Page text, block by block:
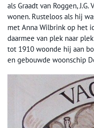
als Graadt van Roggen,
wonen. Rusteloos als hij
met Anna Wilbrink op het
daarmee van plek naar
tot 1910 woonde hij aan
en gebouwde woonschip